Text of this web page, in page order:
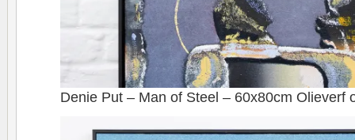
Denie Put – Man of Steel – 60x80cm Olieverf